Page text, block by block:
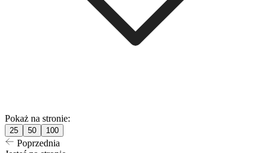
Pokaż na stronie:
25 50 100
Poprzednia